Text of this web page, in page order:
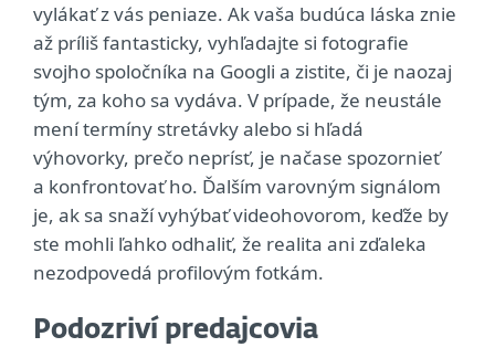
vylákať z vás peniaze. Ak vaša budúca láska znie
až príliš fantasticky, vyhľadajte si fotografie
svojho spoločníka na Googli a zistite, či je naozaj
tým, za koho sa vydáva. V prípade, že neustále
mení termíny stretávky alebo si hľadá
výhovorky, prečo neprísť, je načase spozornieť
a konfrontovať ho. Ďalším varovným signálom
je, ak sa snaží vyhýbať videohovorom, keďže by
ste mohli ľahko odhaliť, že realita ani zďaleka
nezodpovedá profilovým fotkám.
Podozriví predajcovia